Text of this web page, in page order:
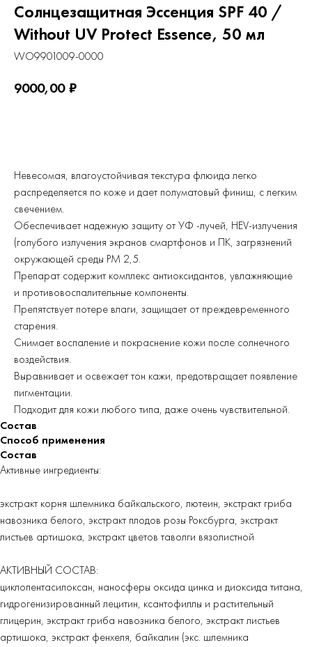
Солнцезащитная Эссенция SPF 40 /
Without UV Protect Essence, 50 мл
WO9901009-0000
9000,00 ₽
Невесомая, влагоустойчивая текстура флюида легко
распределяется по коже и дает полуматовый финиш, с легким
свечением.
Обеспечивает надежную защиту от УФ -лучей, HEV-излучения
(голубого излучения экранов смартфонов и ПК, загрязнений
окружающей среды PM 2,5.
Препарат содержит комплекс антиоксидантов, увлажняющие
и противовоспалительные компоненты.
Препятствует потере влаги, защищает от преждевременного
старения.
Снимает воспаление и покраснение кожи после солнечного
воздействия.
Выравнивает и освежает тон кажи, предотвращает появление
пигментации.
Подходит для кожи любого типа, даже очень чувствительной.
Состав
Способ применения
Состав
Активные ингредиенты:
экстракт корня шлемника байкальского, лютеин, экстракт гриба
навозника белого, экстракт плодов розы Роксбурга, экстракт
листьев артишока, экстракт цветов таволги вязолистной
АКТИВНЫЙ СОСТАВ:
циклопентасилоксан, наносферы оксида цинка и диоксида титана,
гидрогенизированный лецитин, ксантофиллы и растительный
глицерин, экстракт гриба навозника белого, экстракт листьев
артишока, экстракт фенхеля, байкалин (экс. шлемника